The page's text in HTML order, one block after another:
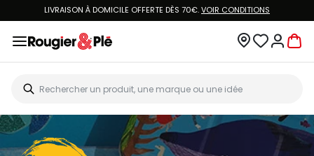
LIVRAISON À DOMICILE OFFERTE DÈS 70€.VOIR CONDITIONS